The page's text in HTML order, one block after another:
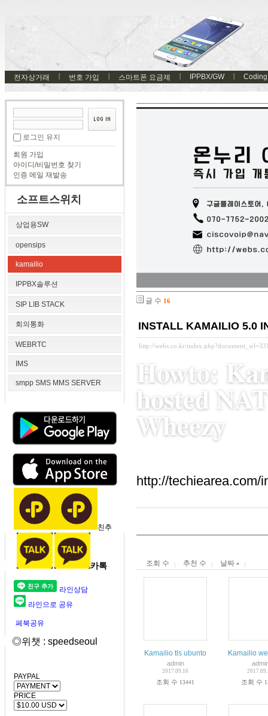
전자상거래 번호 가입 스마트폰 요금제 IPPBX/GW Coding
로그인 유지
회원 가입
아이디/비밀번호 찾기
인증 메일 재발송
소프트스위치
상업용SW
opensips
kamailio
IPPBX솔루션
SIP LIB STACK
회의통화
WEBRTC
IMS
smpp SMS MMS SERVER
친추
카톡
라인상담
라인으로 공유
페북공유
◎위챗 : speedseoul
PAYPAL
PRICE
글 수 16
INSTALL KAMAILIO 5.0
http://webs.co.kr/
Howto:
hosted
Wheezy
http://techiearea.com/
조회 수 추천 수 날짜
Kamailio tls ubunto
admin
2017.09.16
조회 수 13441
Kamailio
조회 수